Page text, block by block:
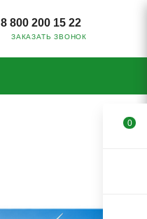
8 800 200 15 22
ЗАКАЗАТЬ ЗВОНОК
0